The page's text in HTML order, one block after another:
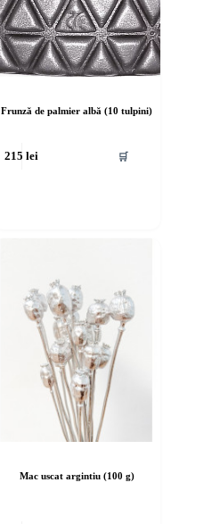
Frunză de palmier albă (10 tulpini)
215lei 🛒
Mac uscat argintiu (100 g)